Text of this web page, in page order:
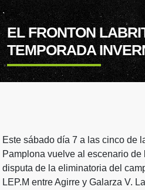
EL FRONTON
TEMPORADA
Este sábado día 7 a las cinco de
Pamplona vuelve al escenario
disputa de la eliminatoria del
LEP.M entre Agirre y Galarza V.